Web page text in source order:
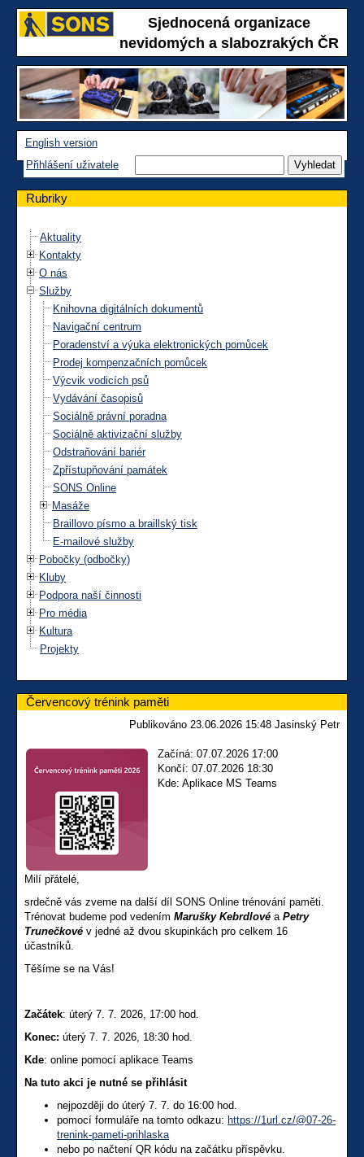
Sjednocená organizace
nevidomých a slabozrakých ČR
English version
Přihlášení uživatele
Rubriky
Aktuality
Kontakty
O nás
Služby
Knihovna digitálních dokumentů
Navigační centrum
Poradenství a výuka elektronických pomůcek
Prodej kompenzačních pomůcek
Výcvik vodicích psů
Vydávání časopisů
Sociálně právní poradna
Sociálně aktivizační služby
Odstraňování bariér
Zpřístupňování památek
SONS Online
Masáže
Braillovo písmo a braillský tisk
E-mailové služby
Pobočky (odbočky)
Kluby
Podpora naší činnosti
Pro média
Kultura
Projekty
Červencový trénink paměti
Publikováno 23.06.2026 15:48 Jasinský Petr
Začíná: 07.07.2026 17:00
Končí: 07.07.2026 18:30
Kde: Aplikace MS Teams
Milí přátelé,
srdečně vás zveme na další díl SONS Online trénování paměti.
Trénovat budeme pod vedením Marušky Kebrdlové a Petry
Trunečkové v jedné až dvou skupinkách pro celkem 16
účastníků.
Těšíme se na Vás!
Začátek: úterý 7. 7. 2026, 17:00 hod.
Konec: úterý 7. 7. 2026, 18:30 hod.
Kde: online pomocí aplikace Teams
Na tuto akci je nutné se přihlásit
nejpozději do úterý 7. 7. do 16:00 hod.
pomocí formuláře na tomto odkazu: https://1url.cz/@07-26-
trenink-pameti-prihlaska
nebo po načtení QR kódu na začátku příspěvku.